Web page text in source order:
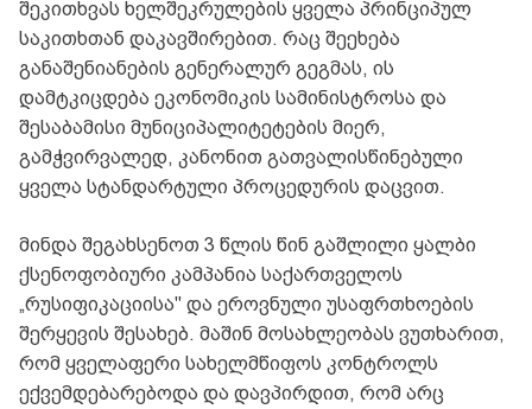
შეკითხვას ხელშეკრულების ყველა პრინციპულ
საკითხთან დაკავშირებით. რაც შეეხება
განაშენიანების გენერალურ გეგმას, ის
დამტკიცდება ეკონომიკის სამინისტროსა და
შესაბამისი მუნიციპალიტეტების მიერ,
გამჭვირვალედ, კანონით გათვალისწინებული
ყველა სტანდარტული პროცედურის დაცვით.
მინდა შეგახსენოთ 3 წლის წინ გაშლილი ყალბი
ქსენოფობიური კამპანია საქართველოს
„რუსიფიკაციისა" და ეროვნული უსაფრთხოების
შერყევის შესახებ. მაშინ მოსახლეობას ვუთხარით,
რომ ყველაფერი სახელმწიფოს კონტროლს
ექვემდებარებოდა და დავპირდით, რომ არც